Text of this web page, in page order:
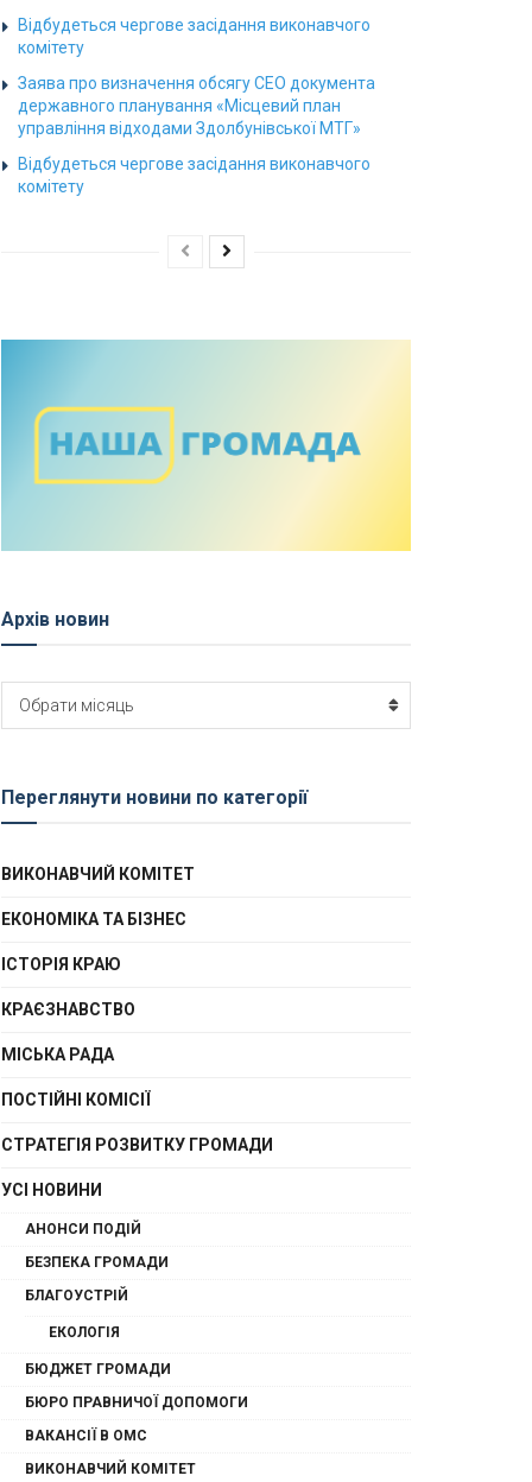
Відбудеться чергове засідання виконавчого
комітету
Заява про визначення обсягу СЕО документа
державного планування «Місцевий план
управління відходами Здолбунівської МТГ»
Відбудеться чергове засідання виконавчого
комітету
Архів новин
Архів
новин
Обрати місяць
Переглянути новини по категорії
ВИКОНАВЧИЙ КОМІТЕТ
ЕКОНОМІКА ТА БІЗНЕС
ІСТОРІЯ КРАЮ
КРАЄЗНАВСТВО
МІСЬКА РАДА
ПОСТІЙНІ КОМІСІЇ
СТРАТЕГІЯ РОЗВИТКУ ГРОМАДИ
УСІ НОВИНИ
АНОНСИ ПОДІЙ
БЕЗПЕКА ГРОМАДИ
БЛАГОУСТРІЙ
ЕКОЛОГІЯ
БЮДЖЕТ ГРОМАДИ
БЮРО ПРАВНИЧОЇ ДОПОМОГИ
ВАКАНСІЇ В ОМС
ВИКОНАВЧИЙ КОМІТЕТ